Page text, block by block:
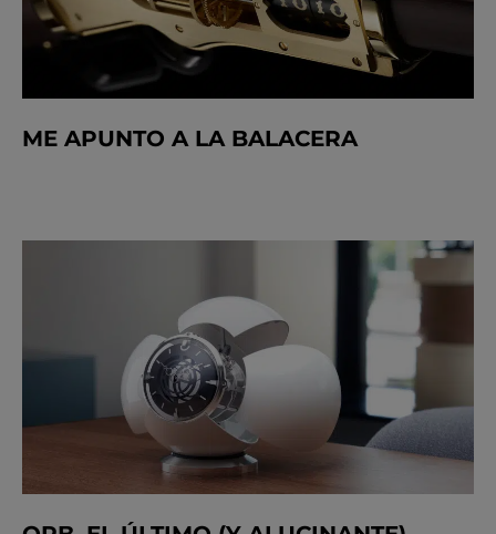
ME APUNTO A LA BALACERA